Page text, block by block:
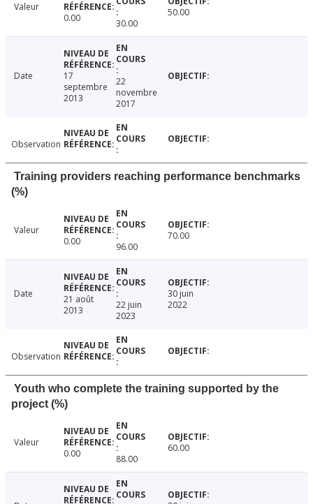
Valeur
0.00
30.00
50.00
Date
17
septembre
2013
22
novembre
2017
Observation
Training providers reaching performance benchmarks
(%)
Valeur
0.00
96.00
70.00
Date
21 août
2013
22 juin
2023
30 juin
2022
Observation
Youth who complete the training supported by the
project (%)
Valeur
0.00
88.00
60.00